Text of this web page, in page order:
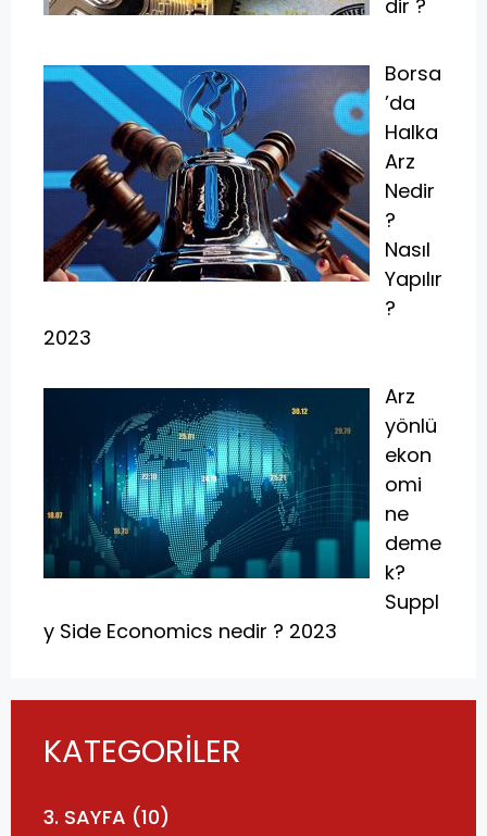
dir ?
Borsa
’da
Halka
Arz
Nedir
?
Nasıl
Yapılır
?
2023
Arz
yönlü
ekon
omi
ne
deme
k?
Suppl
y Side Economics nedir ? 2023
KATEGORİLER
3. SAYFA (10)